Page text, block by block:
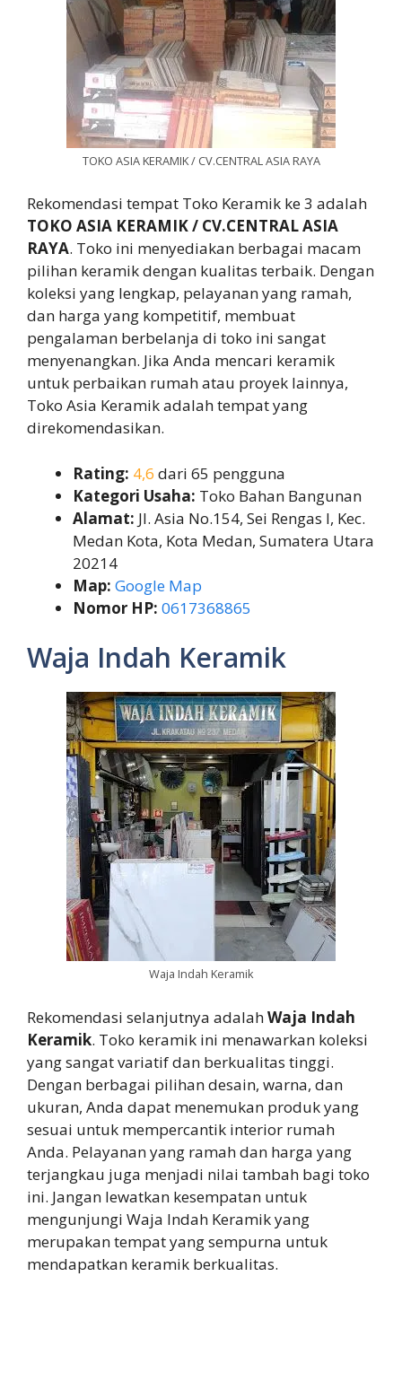
TOKO ASIA KERAMIK / CV.CENTRAL ASIA RAYA
Rekomendasi tempat Toko Keramik ke 3 adalah
TOKO ASIA KERAMIK / CV.CENTRAL ASIA
RAYA. Toko ini menyediakan berbagai macam
pilihan keramik dengan kualitas terbaik. Dengan
koleksi yang lengkap, pelayanan yang ramah,
dan harga yang kompetitif, membuat
pengalaman berbelanja di toko ini sangat
menyenangkan. Jika Anda mencari keramik
untuk perbaikan rumah atau proyek lainnya,
Toko Asia Keramik adalah tempat yang
direkomendasikan.
Rating: 4,6 dari 65 pengguna
Kategori Usaha: Toko Bahan Bangunan
Alamat: Jl. Asia No.154, Sei Rengas I, Kec.
Medan Kota, Kota Medan, Sumatera Utara
20214
Map: Google Map
Nomor HP: 0617368865
Waja Indah Keramik
Waja Indah Keramik
Rekomendasi selanjutnya adalahWaja Indah
Keramik. Toko keramik ini menawarkan koleksi
yang sangat variatif dan berkualitas tinggi.
Dengan berbagai pilihan desain, warna, dan
ukuran, Anda dapat menemukan produk yang
sesuai untuk mempercantik interior rumah
Anda. Pelayanan yang ramah dan harga yang
terjangkau juga menjadi nilai tambah bagi toko
ini. Jangan lewatkan kesempatan untuk
mengunjungi Waja Indah Keramik yang
merupakan tempat yang sempurna untuk
mendapatkan keramik berkualitas.